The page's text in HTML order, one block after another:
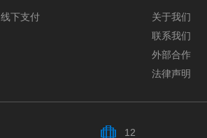
线下支付
关于我们
联系我们
外部合作
法律声明
12